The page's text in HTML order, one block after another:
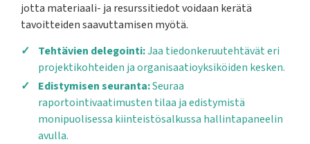
jotta materiaali- ja resurssitiedot voidaan kerätä
tavoitteiden saavuttamisen myötä.
Tehtävien delegointi:Jaa tiedonkeruutehtävät eri
projektikohteiden ja organisaatioyksiköiden kesken.
Edistymisen seuranta:Seuraa
raportointivaatimusten tilaa ja edistymistä
monipuolisessa kiinteistösalkussa hallintapaneelin
avulla.